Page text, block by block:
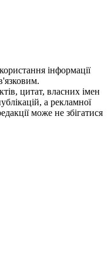
iнформацiї
цитат, власних імен
а рекламної
може не збiгатися